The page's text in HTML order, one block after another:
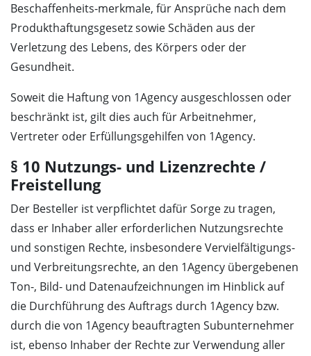
Beschaffenheits-merkmale, für Ansprüche nach dem
Produkthaftungsgesetz sowie Schäden aus der
Verletzung des Lebens, des Körpers oder der
Gesundheit.
Soweit die Haftung von 1Agency ausgeschlossen oder
beschränkt ist, gilt dies auch für Arbeitnehmer,
Vertreter oder Erfüllungsgehilfen von 1Agency.
§ 10 Nutzungs- und Lizenzrechte /
Freistellung
Der Besteller ist verpflichtet dafür Sorge zu tragen,
dass er Inhaber aller erforderlichen Nutzungsrechte
und sonstigen Rechte, insbesondere Vervielfältigungs-
und Verbreitungsrechte, an den 1Agency übergebenen
Ton-, Bild- und Datenaufzeichnungen im Hinblick auf
die Durchführung des Auftrags durch 1Agency bzw.
durch die von 1Agency beauftragten Subunternehmer
ist, ebenso Inhaber der Rechte zur Verwendung aller